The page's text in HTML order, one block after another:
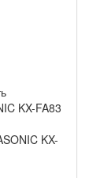
KX-FA83
KX-